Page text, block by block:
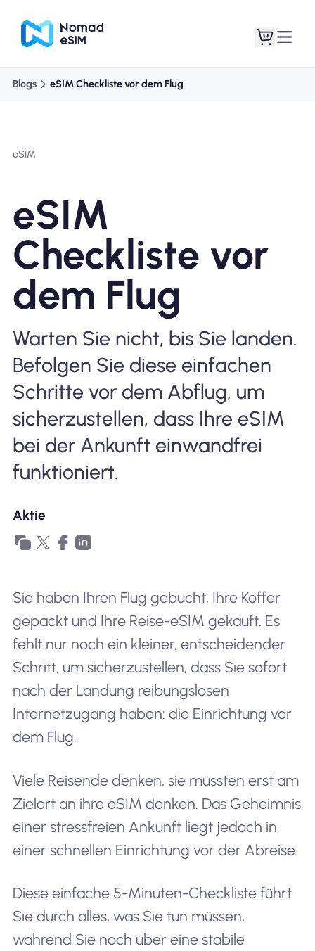
Über eSIM
Warum Nomad eSIM
Verwendung einer eSIM
Für das Geschäft
Blogs eSIM Checkliste vor dem Flug
eSIM
eSIM
Checkliste vor
dem Flug
Warten Sie nicht, bis Sie landen.
Befolgen Sie diese einfachen
Schritte vor dem Abflug, um
sicherzustellen, dass Ihre eSIM
bei der Ankunft einwandfrei
funktioniert.
Aktie
Sie haben Ihren Flug gebucht, Ihre Koffer
gepackt und Ihre Reise-eSIM gekauft. Es
fehlt nur noch ein kleiner, entscheidender
Schritt, um sicherzustellen, dass Sie sofort
nach der Landung reibungslosen
Internetzugang haben: die Einrichtung vor
dem Flug.
Viele Reisende denken, sie müssten erst am
Zielort an ihre eSIM denken. Das Geheimnis
einer stressfreien Ankunft liegt jedoch in
einer schnellen Einrichtung vor der Abreise.
Diese einfache 5-Minuten-Checkliste führt
Sie durch alles, was Sie tun müssen,
während Sie noch über eine stabile